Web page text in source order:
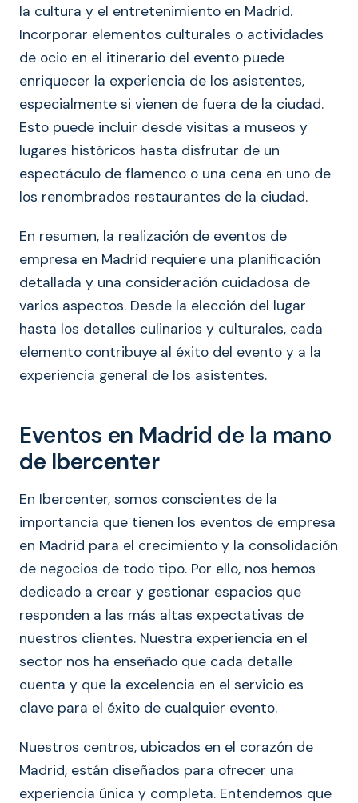
la cultura y el entretenimiento en Madrid.
Incorporar elementos culturales o actividades
de ocio en el itinerario del evento puede
enriquecer la experiencia de los asistentes,
especialmente si vienen de fuera de la ciudad.
Esto puede incluir desde visitas a museos y
lugares históricos hasta disfrutar de un
espectáculo de flamenco o una cena en uno de
los renombrados restaurantes de la ciudad.
En resumen, la realización de eventos de
empresa en Madrid requiere una planificación
detallada y una consideración cuidadosa de
varios aspectos. Desde la elección del lugar
hasta los detalles culinarios y culturales, cada
elemento contribuye al éxito del evento y a la
experiencia general de los asistentes.
Eventos en Madrid de la mano
de Ibercenter
En Ibercenter, somos conscientes de la
importancia que tienen los eventos de empresa
en Madrid para el crecimiento y la consolidación
de negocios de todo tipo. Por ello, nos hemos
dedicado a crear y gestionar espacios que
responden a las más altas expectativas de
nuestros clientes. Nuestra experiencia en el
sector nos ha enseñado que cada detalle
cuenta y que la excelencia en el servicio es
clave para el éxito de cualquier evento.
Nuestros centros, ubicados en el corazón de
Madrid, están diseñados para ofrecer una
experiencia única y completa. Entendemos que